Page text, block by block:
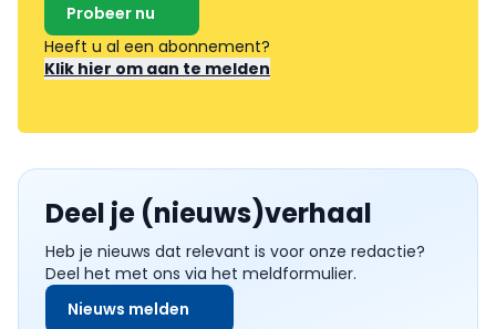
Probeer nu
Heeft u al een abonnement?
Klik hier om aan te melden
Deel je (nieuws)verhaal
Heb je nieuws dat relevant is voor onze redactie?
Deel het met ons via het meldformulier.
Nieuws melden